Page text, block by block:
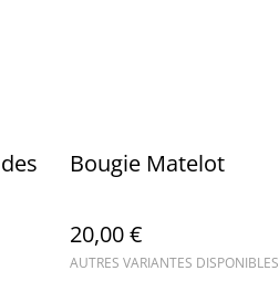
Bougie Matelot
20,00 €
AUTRES VARIANTES DISPONIBLES